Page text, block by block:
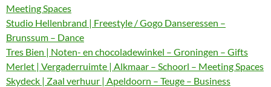
Meeting Spaces
Studio Hellenbrand | Freestyle / Gogo Danseressen –
Brunssum – Dance
Tres Bien | Noten- en chocoladewinkel – Groningen – Gifts
Merlet | Vergaderruimte | Alkmaar – Schoorl – Meeting Spaces
Skydeck | Zaal verhuur | Apeldoorn – Teuge – Business